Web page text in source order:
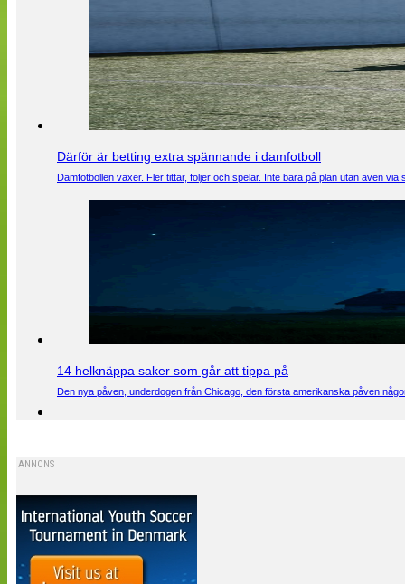
Därför är betting extra spännande i damfotboll
Damfotbollen växer. Fler tittar, följer och spelar. Inte bara på plan utan även
14 helknäppa saker som går att tippa på
Den nya påven, underdogen från Chicago, den första amerikanska påven
ANNONS